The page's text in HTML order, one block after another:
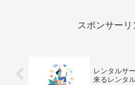
スポンサーリ
レンタルサ
来るレンタ